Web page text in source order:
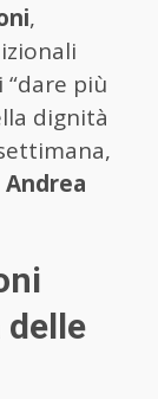
,
più
dignità
Andrea
delle